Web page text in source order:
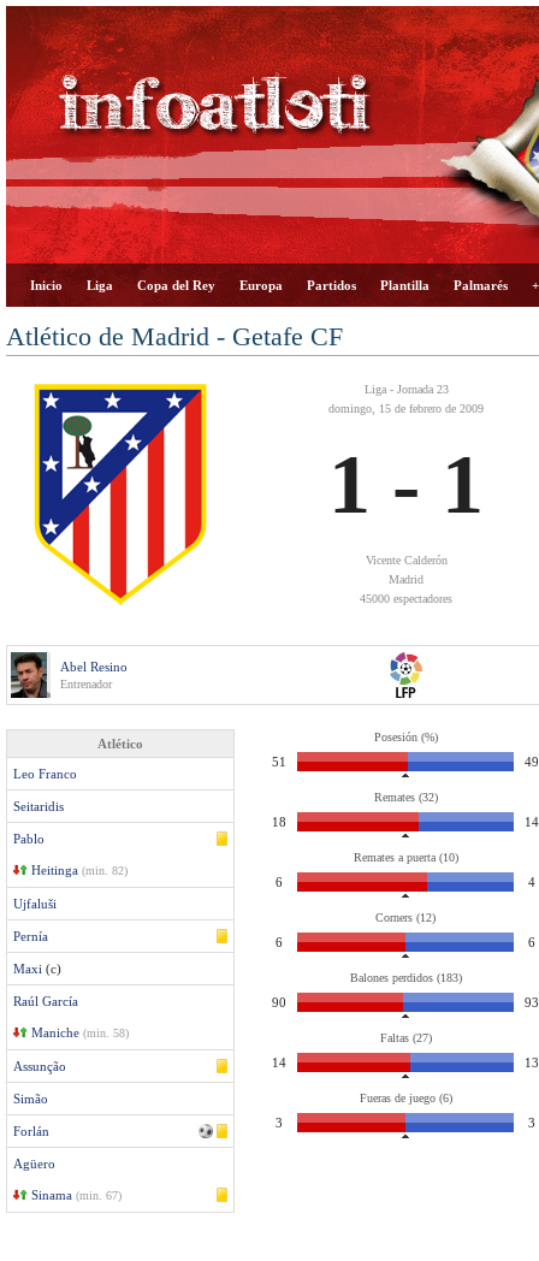
Inicio Liga Copa del Rey Europa Partidos Plantilla Palmarés
Atlético de Madrid - Getafe CF
Liga - Jornada 23
domingo, 15 de febrero de 2009
1 - 1
Vicente Calderón
Madrid
45000 espectadores
Abel Resino
Entrenador
Atlético
Leo Franco
Seitaridis
Pablo
Heitinga (min. 82)
Ujfaluši
Pernía
Maxi (c)
Raúl García
Maniche (min. 58)
Assunção
Simão
Forlán
Agüero
Sinama (min. 67)
Posesión (%)
51 49
Remates (32)
18 14
Remates a puerta (10)
6 4
Corners (12)
6 6
Balones perdidos (183)
90 93
Faltas (27)
14 13
Fueras de juego (6)
3 3